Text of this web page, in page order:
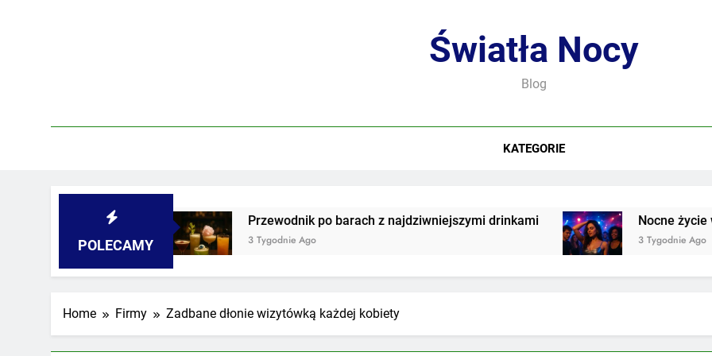
Światła Nocy
Blog
KATEGORIE
POLECAMY
Przewodnik po barach z najdziwniejszymi drinkami
3 Tygodnie Ago
Nocne życie we
3 Tygodnie Ago
Home Firmy Zadbane dłonie wizytówką każdej kobiety